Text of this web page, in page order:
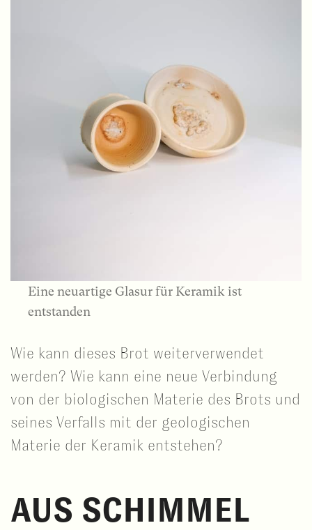
Eine neuartige Glasur für Keramik ist
entstanden
Wie kann dieses Brot weiterverwendet
werden? Wie kann eine neue Verbindung
von der biologischen Materie des Brots und
seines Verfalls mit der geologischen
Materie der Keramik entstehen?
AUS SCHIMMEL